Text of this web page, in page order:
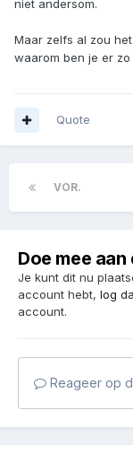
niet andersom.
Maar zelfs al zou
waarom ben je er
Quote
VOR.
Doe mee
Je kunt dit nu
account hebt, log
account.
Reageer op